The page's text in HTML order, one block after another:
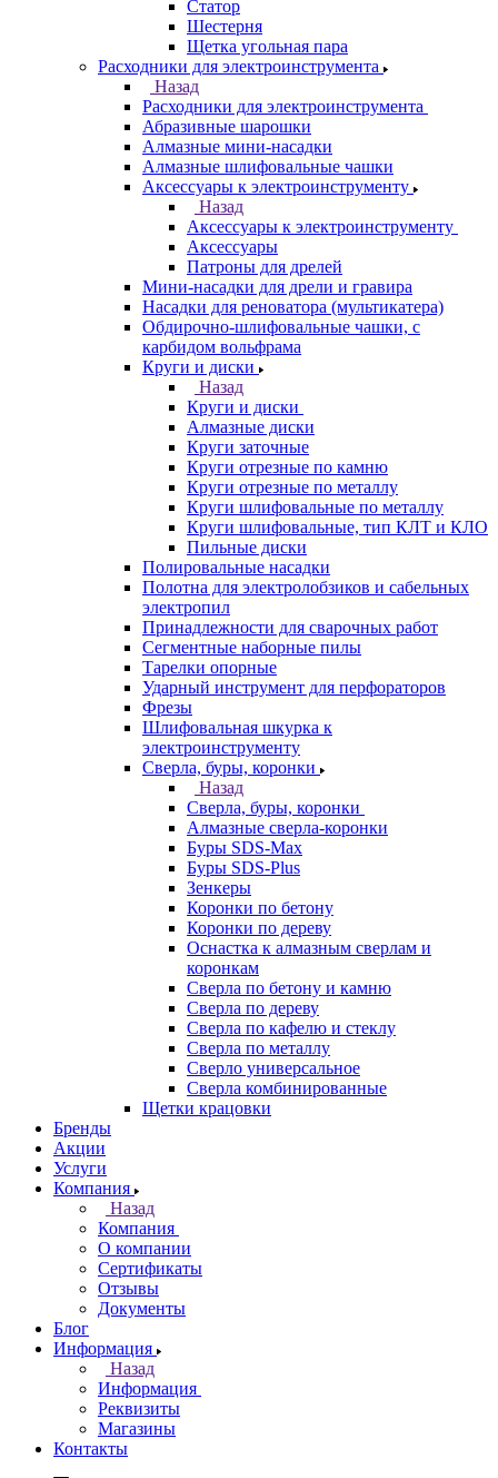
Статор
Шестерня
Щетка угольная пара
Расходники для электроинструмента
Назад
Расходники для электроинструмента
Абразивные шарошки
Алмазные мини-насадки
Алмазные шлифовальные чашки
Аксессуары к электроинструменту
Назад
Аксессуары к электроинструменту
Аксессуары
Патроны для дрелей
Мини-насадки для дрели и гравира
Насадки для реноватора (мультикатера)
Обдирочно-шлифовальные чашки, с
карбидом вольфрама
Круги и диски
Назад
Круги и диски
Алмазные диски
Круги заточные
Круги отрезные по камню
Круги отрезные по металлу
Круги шлифовальные по металлу
Круги шлифовальные, тип КЛТ и КЛО
Пильные диски
Полировальные насадки
Полотна для электролобзиков и сабельных
электропил
Принадлежности для сварочных работ
Сегментные наборные пилы
Тарелки опорные
Ударный инструмент для перфораторов
Фрезы
Шлифовальная шкурка к
электроинструменту
Сверла, буры, коронки
Назад
Сверла, буры, коронки
Алмазные сверла-коронки
Буры SDS-Max
Буры SDS-Plus
Зенкеры
Коронки по бетону
Коронки по дереву
Оснастка к алмазным сверлам и
коронкам
Сверла по бетону и камню
Сверла по дереву
Сверла по кафелю и стеклу
Сверла по металлу
Сверло универсальное
Сверла комбинированные
Щетки крацовки
Бренды
Акции
Услуги
Компания
Назад
Компания
О компании
Сертификаты
Отзывы
Документы
Блог
Информация
Назад
Информация
Реквизиты
Магазины
Контакты